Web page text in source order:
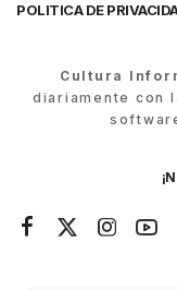
POLITICA DE
Cultura
diariamente con